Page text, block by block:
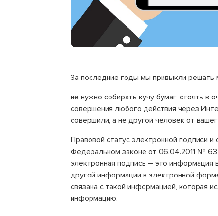
За последние годы мы привыкли решать
не нужно собирать кучу бумаг, стоять в
совершения любого действия через
совершили, а не другой человек от
Правовой статус электронной подписи
Федеральном законе от 06.04.2011 №
электронная подпись – это информация
другой информации в электронной
связана с такой информацией, которая
информацию.